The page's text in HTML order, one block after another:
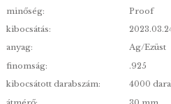
Magyar származású
bemutató sorozat III. tagja!
Tudósok és tudomány-
lehet!